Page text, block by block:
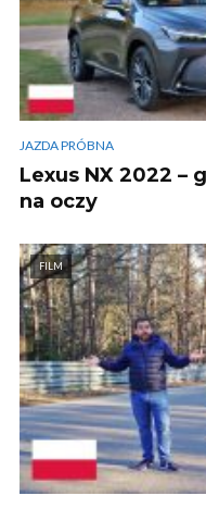
JAZDA PRÓBNA
Lexus NX 2022 –
na oczy
FILM